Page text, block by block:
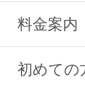
料金案内
初めての